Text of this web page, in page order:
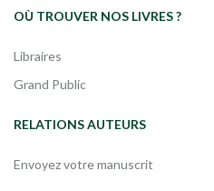
OÙ TROUVER NOS LIVRES ?
Libraires
Grand Public
RELATIONS AUTEURS
Envoyez votre manuscrit